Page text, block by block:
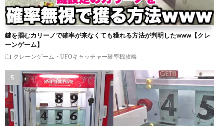
鍵を掴むカリーノで確率が来なくても獲れる方法が判明したwww【クレ
ーンゲーム】
クレーンゲーム・UFOキャッチャー確率機攻略